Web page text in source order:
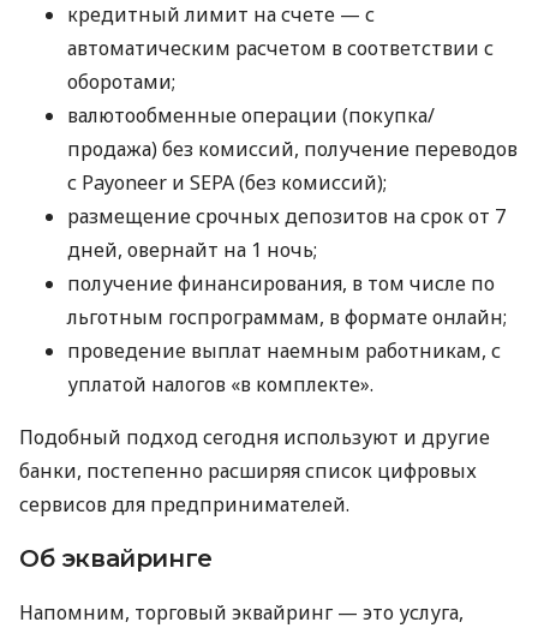
кредитный лимит на счете — с
автоматическим расчетом в соответствии с
оборотами;
валютообменные операции (покупка/
продажа) без комиссий, получение переводов
с Payoneer и SEPA (без комиссий);
размещение срочных депозитов на срок от 7
дней, овернайт на 1 ночь;
получение финансирования, в том числе по
льготным госпрограммам, в формате онлайн;
проведение выплат наемным работникам, с
уплатой налогов «в комплекте».
Подобный подход сегодня используют и другие
банки, постепенно расширяя список цифровых
сервисов для предпринимателей.
Об эквайринге
Напомним, торговый эквайринг — это услуга,